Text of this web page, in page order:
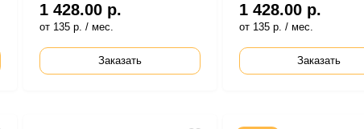
1 428.00 р.
от 135 р. / мес.
Заказать
1 428.00 р.
от 135 р. / мес.
Заказать